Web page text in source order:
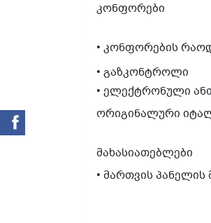
კონფორები
• კონფორების
• გაზკონტროლი
• ელექტრონული
ორიგინალური
მახასიათებლები
• მართვის